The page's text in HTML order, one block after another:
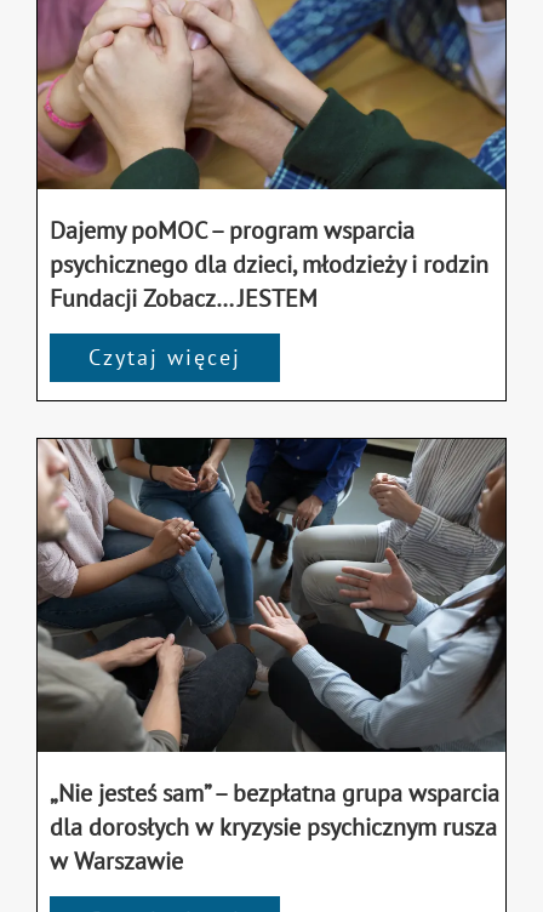
Dajemy poMOC – program wsparcia
psychicznego dla dzieci, młodzieży i rodzin
Fundacji Zobacz… JESTEM
Czytaj więcej
„Nie jesteś sam” – bezpłatna grupa wsparcia
dla dorosłych w kryzysie psychicznym rusza
w Warszawie